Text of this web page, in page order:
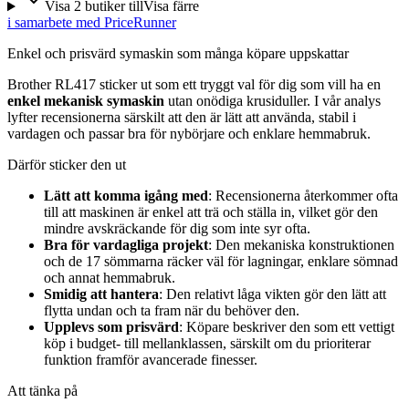
Visa 2 butiker tillVisa färre
i samarbete med PriceRunner
Enkel och prisvärd symaskin som många köpare uppskattar
Brother RL417 sticker ut som ett tryggt val för dig som vill ha en
enkel mekanisk symaskin utan onödiga krusiduller. I vår analys
lyfter recensionerna särskilt att den är lätt att använda, stabil i
vardagen och passar bra för nybörjare och enklare hemmabruk.
Därför sticker den ut
Lätt att komma igång med: Recensionerna återkommer ofta
till att maskinen är enkel att trä och ställa in, vilket gör den
mindre avskräckande för dig som inte syr ofta.
Bra för vardagliga projekt: Den mekaniska konstruktionen
och de 17 sömmarna räcker väl för lagningar, enklare sömnad
och annat hemmabruk.
Smidig att hantera: Den relativt låga vikten gör den lätt att
flytta undan och ta fram när du behöver den.
Upplevs som prisvärd: Köpare beskriver den som ett vettigt
köp i budget- till mellanklassen, särskilt om du prioriterar
funktion framför avancerade finesser.
Att tänka på